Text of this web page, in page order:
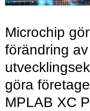
Microchip
förändring
göra
MPLAB XC